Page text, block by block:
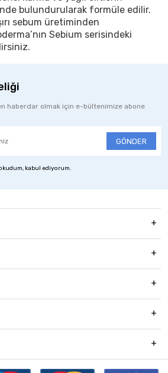
bulundurularak formüle edilir.
sebum üretiminden
Sebium serisindeki
haberdar olmak için e-bültenimize abone
GÖNDER
kabul ediyorum.